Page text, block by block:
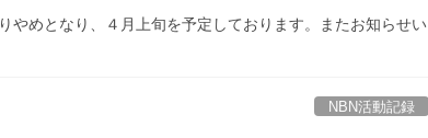
やめとなり、４月上旬を予定しております。またお知らせい
NBN活動記録